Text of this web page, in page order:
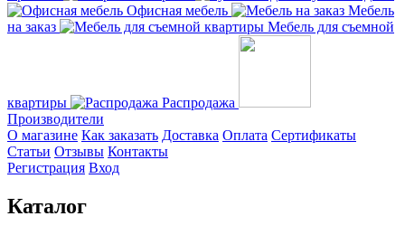
Офисная мебель
Мебель
на заказ
Мебель для съемной
квартиры
Распродажа
Производители
О магазине Как заказать Доставка Оплата Сертификаты
Статьи Отзывы Контакты
Регистрация Вход
Каталог